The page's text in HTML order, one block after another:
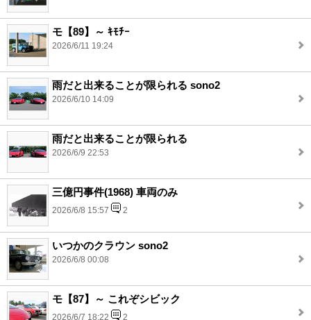
モ【89】～ ｷﾓﾁｰ
2026/6/11 19:24
雨だと出来ることが限られる sono2
2026/6/10 14:09
雨だと出来ることが限られる
2026/6/9 22:53
三億円事件(1968) 車両のみ
2026/6/8 15:57 2
いつかのクラウン sono2
2026/6/8 00:08
モ【87】～ これぞシビック
2026/6/7 18:22 2